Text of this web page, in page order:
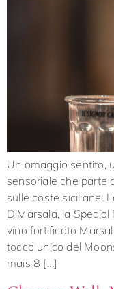
Un omaggio sentito,
sensoriale che parte
sulle coste siciliane.
DiMarsala, la
vino fortificato
tocco unico del
mais 8 […]